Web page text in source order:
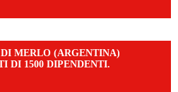
MERLO (ARGENTINA)
DI 1500 DIPENDENTI.